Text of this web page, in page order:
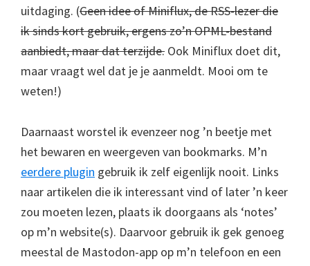
uitdaging. (Geen idee of Miniflux, de RSS-lezer die
ik sinds kort gebruik, ergens zo’n OPML-bestand
aanbiedt, maar dat terzijde. Ook Miniflux doet dit,
maar vraagt wel dat je je aanmeldt. Mooi om te
weten!)
Daarnaast worstel ik evenzeer nog ’n beetje met
het bewaren en weergeven van bookmarks. M’n
eerdere plugin gebruik ik zelf eigenlijk nooit. Links
naar artikelen die ik interessant vind of later ’n keer
zou moeten lezen, plaats ik doorgaans als ‘notes’
op m’n website(s). Daarvoor gebruik ik gek genoeg
meestal de Mastodon-app op m’n telefoon en een